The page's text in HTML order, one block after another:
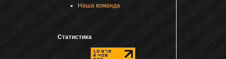
Наша команда
Статистика